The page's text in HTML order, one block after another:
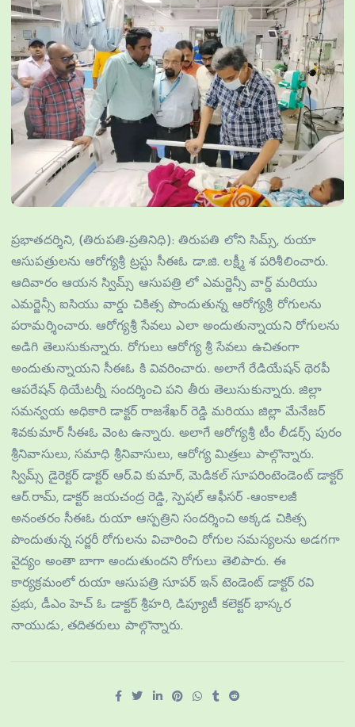
ప్రభాతదర్శిని, (తిరుపతి-ప్రతినిధి): తిరుపతి లోని సిమ్స్, రుయా
ఆసుపత్రులను ఆరోగ్యశ్రీ ట్రస్టు సీఈఓ డా.జి. లక్ష్మీ శ పరిశీలించారు.
ఆదివారం ఆయన స్విమ్స్ ఆసుపత్రి లో ఎమర్జెన్సీ వార్డ్ మరియు
ఎమర్జెన్సీ ఐసియు వార్డు చికిత్స పొందుతున్న ఆరోగ్యశ్రీ రోగులను
పరామర్శించారు. ఆరోగ్యశ్రీ సేవలు ఎలా అందుతున్నాయని రోగులను
అడిగి తెలుసుకున్నారు. రోగులు ఆరోగ్య శ్రీ సేవలు ఉచితంగా
అందుతున్నాయని సీఈఓ కి వివరించారు. అలాగే రేడియేషన్ థెరపీ
ఆపరేషన్ థియేటర్నీ సందర్శించి పని తీరు తెలుసుకున్నారు. జిల్లా
సమన్వయ అధికారి డాక్టర్ రాజశేఖర్ రెడ్డి మరియు జిల్లా మేనేజర్
శివకుమార్ సీఈఓ వెంట ఉన్నారు. అలాగే ఆరోగ్యశ్రీ టీం లీడర్స్ పురం
శ్రీనివాసులు, సమాధి శ్రీనివాసులు, ఆరోగ్య మిత్రలు పాల్గొన్నారు.
స్విమ్స్ డైరెక్టర్ డాక్టర్ ఆర్.వి కుమార్, మెడికల్ సూపరింటెండెంట్ డాక్టర్
ఆర్.రామ్, డాక్టర్ జయచంద్ర రెడ్డి, స్పెషల్ ఆఫీసర్ -ఆంకాలజీ
అనంతరం సీఈఓ రుయా ఆస్పత్రిని సందర్శించి అక్కడ చికిత్స
పొందుతున్న సర్జరీ రోగులను విచారించి రోగుల సమస్యలను అడగగా
వైద్యం అంతా బాగా అందుతుందని రోగులు తెలిపారు. ఈ
కార్యక్రమంలో రుయా ఆసుపత్రి సూపర్ ఇన్ టెండెంట్ డాక్టర్ రవి
ప్రభు, డీఎం హెచ్ ఓ డాక్టర్ శ్రీహరి, డిప్యూటీ కలెక్టర్ భాస్కర
నాయుడు, తదితరులు పాల్గొన్నారు.